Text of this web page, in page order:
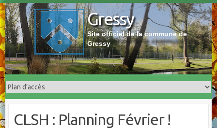
Skip
to
content
Gressy
Site officiel de la commune de
Gressy
CLSH : Planning Février !